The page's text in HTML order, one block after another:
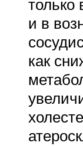
только
и в
как